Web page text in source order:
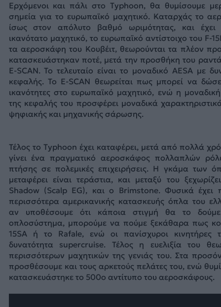
Ερχόμενοι και πάλι στο Typhoon, θα θυμίσουμε
σημεία για το ευρωπαϊκό μαχητικό. Καταρχάς το
ίσως στον απόλυτο βαθμό ωριμότητας, και έχει
ικανότατο μαχητικό, το ευρωπαϊκό αντίστοιχο του F-
τα αεροσκάφη του Κουβέιτ, θεωρούνται τα πλέον
κατασκευάστηκαν ποτέ, μετά την προσθήκη του
E-SCAN. Το τελευταίο είναι το μοναδικό AESA με
κεφαλής. Το E-SCAN θεωρείται πως μπορεί να
ικανότητες στο ευρωπαϊκό μαχητικό, ενώ η
της κεφαλής του προσφέρει μοναδικά
ψηφιακής και μηχανικής σάρωσης.
Τέλος το Typhoon έχει καταφέρει, μετά από πολλά
γίνει ένα πραγματικό αεροσκάφος πολλαπλών
πτήσης σε πολεμικές επιχειρήσεις. Η γκάμα των
μεταφέρει είναι τεράστια, και μεταξύ του
Shadow (Scalp EG), και ο Brimstone. Φυσικά έχει
περισσότερα αμερικανικής κατασκευής όπλα του
αν υποθέσουμε ότι κάποια στιγμή θα το
οπλοσύστημα, μπορούμε να πούμε ξεκάθαρα πως
15SA ή το Rafale, ενώ οι πανίσχυροι κινητήρες
δυνατότητα supercruise. Τέλος η ευελιξία του
περισσότερων μαχητικών της γενιάς του. Στα
προσθέσουμε και τους αρκετούς πελάτες του, ενώ
κατασκευάστηκε το 500ο αντίτυπο του αεροσκάφους.